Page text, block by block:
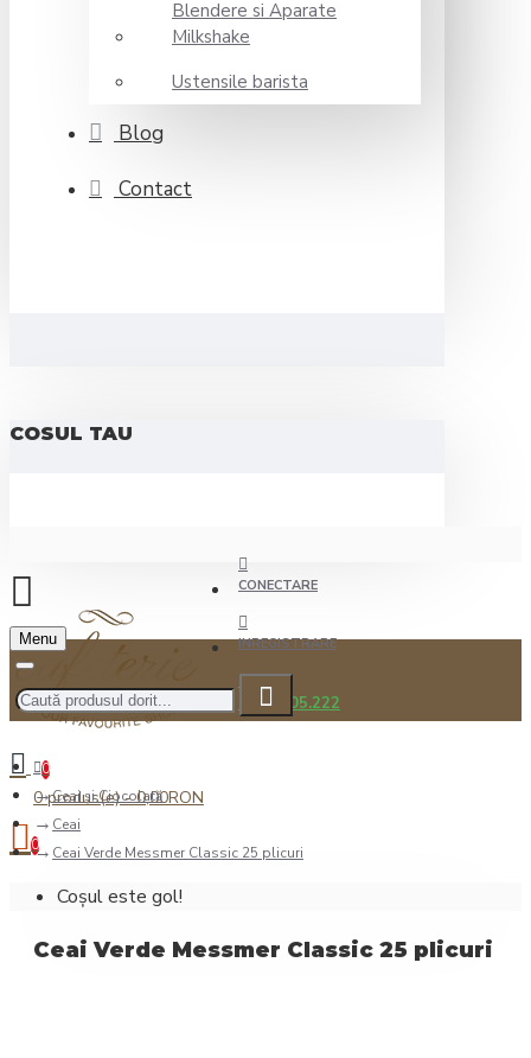
Blendere si Aparate
Milkshake
Ustensile barista
Blog
Contact
COSUL TAU
CONECTARE
INREGISTRARE
0722.505.222
Menu
0
0 produs(e) - 0,00RON
0
Coșul este gol!
Ceai şi Ciocolată
Ceai
Ceai Verde Messmer Classic 25 plicuri
Ceai Verde Messmer Classic 25 plicuri